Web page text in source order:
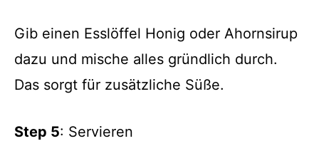
Gib einen Esslöffel Honig oder Ahornsirup
dazu und mische alles gründlich durch.
Das sorgt für zusätzliche Süße.
Step 5: Servieren